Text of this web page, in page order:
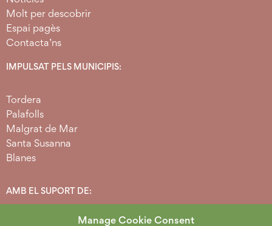
Manage Cookie Consent
Molt per descobrir
Espai pagès
Contacta’ns
IMPULSAT PELS MUNICIPIS:
Tordera
Palafolls
Malgrat de Mar
Santa Susanna
Blanes
AMB EL SUPORT DE: